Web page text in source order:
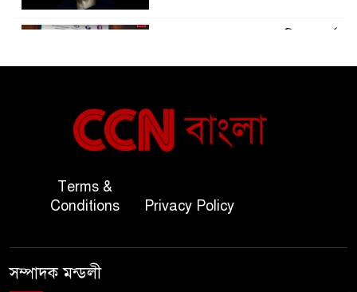
বাংলাদেশ ও কুয়েত: সেনাপ্রধান এবং
সহ-পররাষ্ট্রমন্ত্রীর সৌজন্য সাক্ষাৎ
অতিরিক্ত পুলিশ মহাপরিদর্শক
বিপিআই-এর জ্বালানি প্রশিক্ষণ
Terms &
Conditions
Privacy Policy
সম্পাদক মন্ডলী